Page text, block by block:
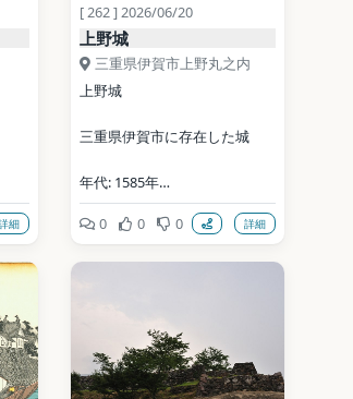
）
細
[ 262 ] 2026/06/20
上野城
三重県伊賀市上野丸之内
上野城
三重県伊賀市に存在した城
年代: 1585年
公式サイト: http://igaueno-
castle.jp/
Wikipedia. / CC BY-SA
3.0（Wikimedia Commons）
0 0 0 詳細